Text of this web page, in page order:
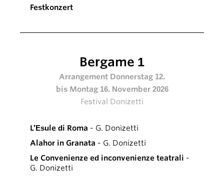
Festkonzert
Bergame 1
Arrangement Donnerstag 12.
bis Montag 16. November 2026
Festival Donizetti
L’Esule di Roma - G. Donizetti
Alahor in Granata - G. Donizetti
Le Convenienze ed inconvenienze teatrali -
G. Donizetti